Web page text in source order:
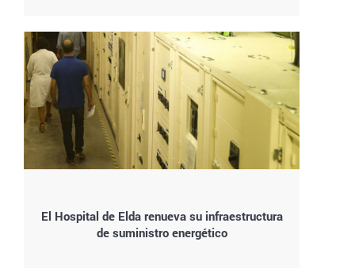
El Hospital de Elda renueva su infraestructura
de suministro energético